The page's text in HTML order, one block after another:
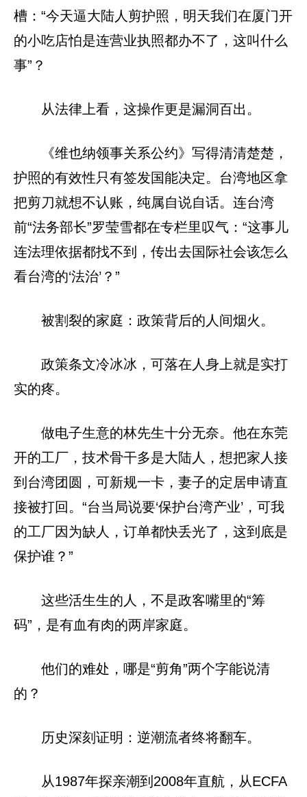
槽：“今天逼大陆人剪护照，明天我们在厦门开
的小吃店怕是连营业执照都办不了，这叫什么
事”？
从法律上看，这操作更是漏洞百出。
《维也纳领事关系公约》写得清清楚楚，
护照的有效性只有签发国能决定。台湾地区拿
把剪刀就想不认账，纯属自说自话。连台湾
前“法务部长”罗莹雪都在专栏里叹气：“这事儿
连法理依据都找不到，传出去国际社会该怎么
看台湾的‘法治’？”
被割裂的家庭：政策背后的人间烟火。
政策条文冷冰冰，可落在人身上就是实打
实的疼。
做电子生意的林先生十分无奈。他在东莞
开的工厂，技术骨干多是大陆人，想把家人接
到台湾团圆，可新规一卡，妻子的定居申请直
接被打回。“台当局说要‘保护台湾产业’，可我
的工厂因为缺人，订单都快丢光了，这到底是
保护谁？”
这些活生生的人，不是政客嘴里的“筹
码”，是有血有肉的两岸家庭。
他们的难处，哪是“剪角”两个字能说清
的？
历史深刻证明：逆潮流者终将翻车。
从1987年探亲潮到2008年直航，从ECFA